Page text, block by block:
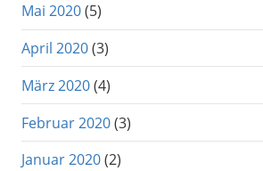
Mai 2020(5)
April 2020(3)
März 2020(4)
Februar 2020(3)
Januar 2020(2)